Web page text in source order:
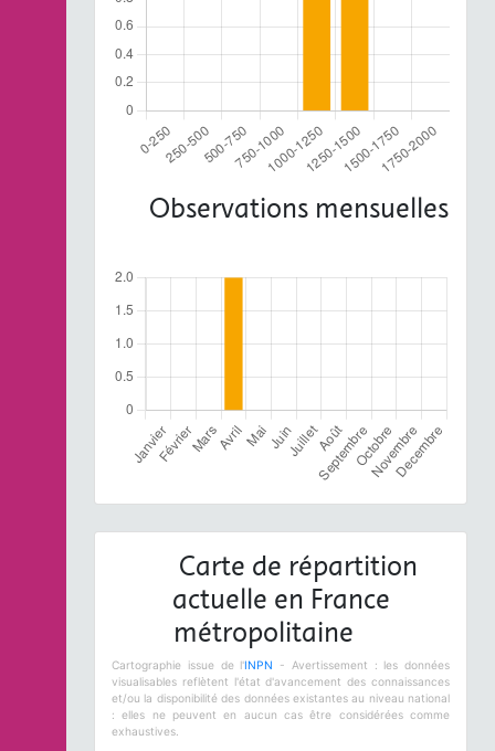
Observations mensuelles
Carte de répartition
actuelle en France
métropolitaine
Cartographie issue de l'INPN
- Avertissement : les données
visualisables reflètent l'état d'avancement des connaissances
et/ou la disponibilité des données existantes au niveau national
: elles ne peuvent en aucun cas être considérées comme
exhaustives.